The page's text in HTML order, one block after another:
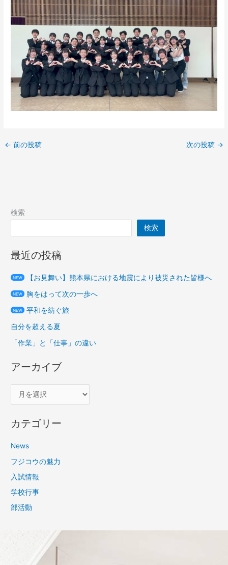
← 前の投稿 次の投稿 →
検索
検索
最近の投稿
NEW 【お見舞い】熊本県における地震により被災された皆様へ
NEW 胸をはって次の一歩へ
NEW
平和を紡ぐ旅
自分を超える夏
「作業」と「仕事」の違い
アーカイブ
カテゴリー
News
フジコウの魅力
入試情報
学校行事
部活動